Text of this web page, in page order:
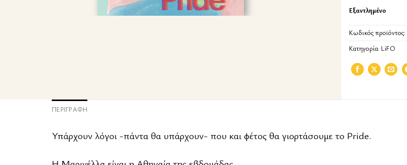
Εξαντλημένο
Κωδικός προϊόντος:
Κατηγορία: LiFO
ΠΕΡΙΓΡΑΦΉ
Υπάρχουν λόγοι -πάντα θα υπάρχουν- που και φέτος θα γιορτάσουμε το Pride.